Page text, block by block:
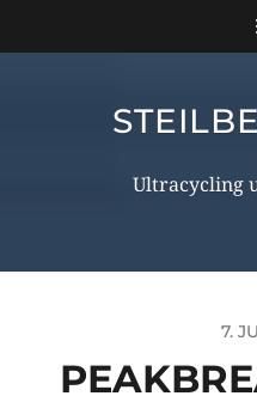
Ultracycling
7.